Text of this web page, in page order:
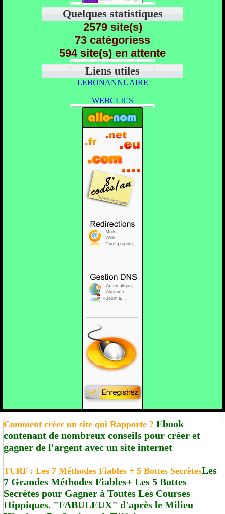
Quelques statistiques
2579 site(s)
73 catégoriess
594 site(s) en attente
Liens utiles
LEBONANNUAIRE
WEBCLICS
Comment créer un site qui Rapporte ? Ebook
contenant de nombreux conseils pour créer et
gagner de l'argent avec un site internet
TURF : Les 7 Méthodes Fiables + 5 Bottes SecrètesLes
7 Grandes Méthodes Fiables+ Les 5 Bottes
Secrètes pour Gagner à Toutes Les Courses
Hippiques. "FABULEUX" d'après le Milieu